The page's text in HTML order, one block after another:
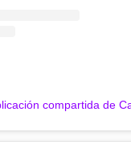
compartida de